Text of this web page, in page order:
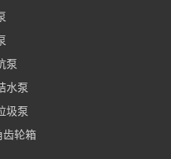
泵
水泵
圾泵
齿轮箱